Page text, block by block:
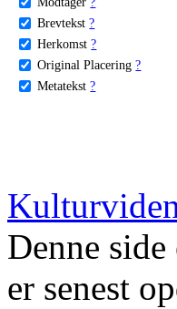
Brevtekst ?
Herkomst ?
Original Placering ?
Metatekst ?
Denne
er senest